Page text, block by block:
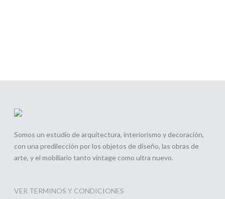
BUY NOW
Somos un estudio de arquitectura, interiorismo y decoración,
con una predilección por los objetos de diseño, las obras de
arte, y el mobiliario tanto vintage como ultra nuevo.
VER TERMINOS Y CONDICIONES